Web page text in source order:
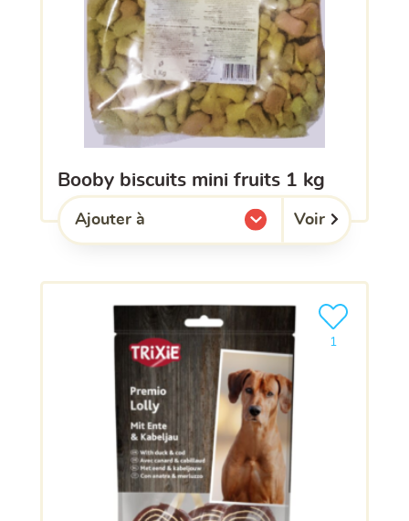
booby biscuits mini fruits 1 kg
Ajouter à
l'une de mes listes. Voir
1
Ajouter le